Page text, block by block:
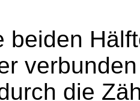
beiden
die